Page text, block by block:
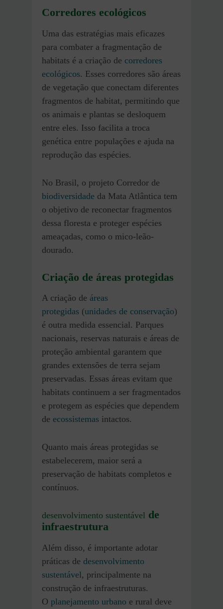
Corredores ecológicos
Uma das estratégias mais eficazes
para combater a fragmentação de
habitats é a criação de corredores
ecológicos. Esses corredores são áreas
de vegetação que conectam diferentes
fragmentos de habitat, permitindo que
os animais e plantas se desloquem
entre eles. Isso facilita a troca
genética entre populações e ajuda na
reprodução das espécies.
No Brasil, o projeto Corredor de
biodiversidade da Mata Atlântica tem
o objetivo de reconectar fragmentos
dessa floresta e proteger espécies
ameaçadas, como o mico-leão-
dourado.
Criação de áreas protegidas
A criação de áreas
protegidas (unidades de conservação)
é outra medida essencial. Parques
nacionais, reservas naturais e áreas de
proteção ambiental garantem que
grandes extensões de terra sejam
preservadas. Essas áreas evitam que
habitats continuem a ser fragmentados
e protegem as espécies que dependem
de ecossistemas intactos.
Quanto mais áreas protegidas se
estabelecerem, maior será a
preservação de habitats completos e
contínuos.
desenvolvimento sustentável de
infraestrutura
Além disso, é importante adotar
práticas de desenvolvimento
sustentável, principalmente na
construção de infraestruturas.
O planejamento urbano e rural deve